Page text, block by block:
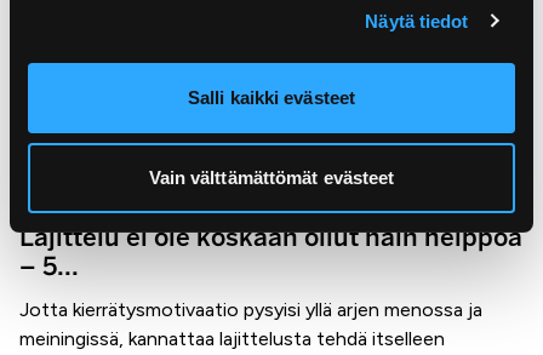
Näytä tiedot
Salli kaikki evästeet
Vain välttämättömät evästeet
Lajittelu ei ole koskaan ollut näin helppoa
– 5...
Jotta kierrätysmotivaatio pysyisi yllä arjen menossa ja
meiningissä, kannattaa lajittelusta tehdä itselleen